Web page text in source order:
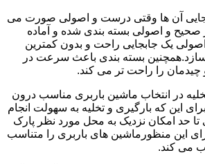
آن ها وقتی درست و اصولی صورت می
صحیح و اصولی بسته بندی شده و آماده
یک جابجایی راحت و بدون کمترین
بسته بندی باعث سرعت در
چیدمان را راحت تر می کند.
در انتخاب ماشین باربری مناسب درون
این که بارگیری و تخلیه به سهولت انجام
تا حد امکان نزدیک به محل مورد نظر پارک
این منظورماشین های باربری را متناسب
می کند.